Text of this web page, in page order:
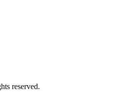
reserved.